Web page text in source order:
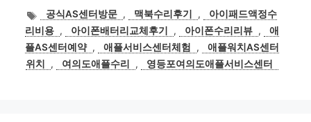
태
그
공식AS센터방문 , 맥북수리후기 ,
아이패드액정수
리비용 , 아이폰배터리교체후기 , 아이폰수리리뷰 ,
애
플AS센터예약 , 애플서비스센터체험 ,
애플워치AS센터
위치
, 여의도애플수리 , 영등포여의도애플서비스센터